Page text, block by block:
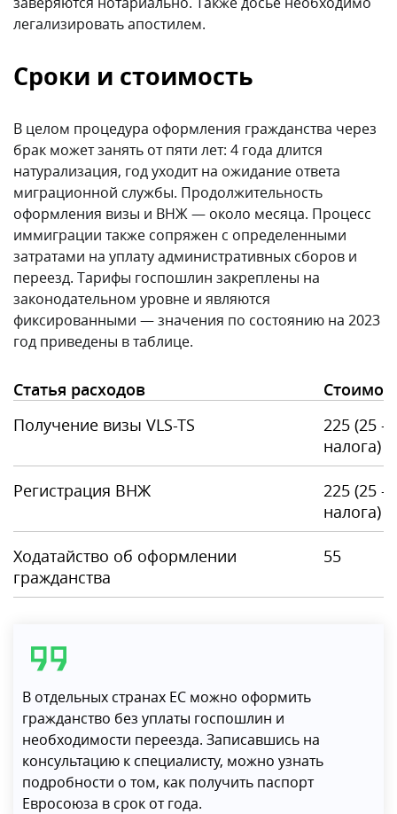
легализировать апостилем.
Сроки и стоимость
В целом процедура оформления гражданства через
брак может занять от пяти лет: 4 года длится
натурализация, год уходит на ожидание ответа
миграционной службы. Продолжительность
оформления визы и ВНЖ — около месяца. Процесс
иммиграции также сопряжен с определенными
затратами на уплату административных сборов и
переезд. Тарифы госпошлин закреплены на
законодательном уровне и являются
фиксированными — значения по состоянию на 2023
год приведены в таблице.
Статья расходов
Получение визы VLS-TS
225 (25
налога)
Регистрация ВНЖ
225 (25
налога)
Ходатайство об оформлении
гражданства
55
В отдельных странах ЕС можно оформить
гражданство без уплаты госпошлин и
необходимости переезда. Записавшись на
консультацию к специалисту, можно узнать
подробности о том, как получить паспорт
Евросоюза в срок от года.